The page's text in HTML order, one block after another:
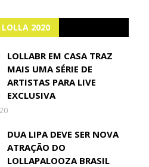
LOLLA 2020
LOLLABR EM CASA TRAZ
MAIS UMA SÉRIE DE
ARTISTAS PARA LIVE
EXCLUSIVA
DUA LIPA DEVE SER NOVA
ATRAÇÃO DO
LOLLAPALOOZA BRASIL